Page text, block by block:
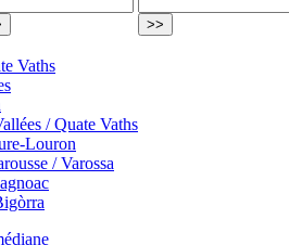
Vaths
/ Quate Vaths
Louron
/ Varossa